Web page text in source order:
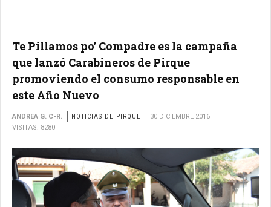
Te Pillamos po’ Compadre es la campaña
que lanzó Carabineros de Pirque
promoviendo el consumo responsable en
este Año Nuevo
ANDREA G. C-R. NOTICIAS DE PIRQUE
30 DICIEMBRE 2016
VISITAS: 8280